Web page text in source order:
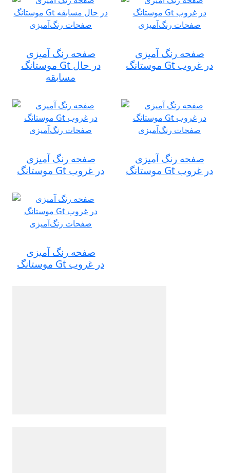
صفحه رنگ آمیزی
موستانگ Gt در حال
مسابقه
صفحه رنگ آمیزی
موستانگ Gt در غروب
صفحه رنگ آمیزی
موستانگ Gt در غروب
صفحه رنگ آمیزی
موستانگ Gt در غروب
صفحه رنگ آمیزی
موستانگ Gt در غروب